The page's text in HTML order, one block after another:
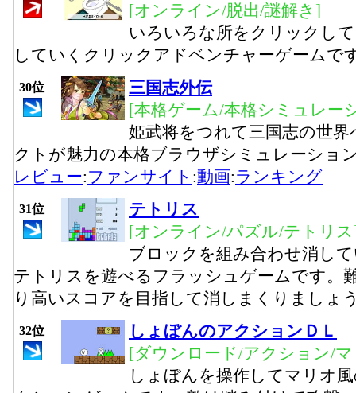
[オンライン/脱出/謎解き]
いろいろな所をクリックし
していくクリックアドベンチャーゲームで
30位
三国志外伝
[本格ゲーム/本格シミュレー
姫武将をつれて三国志の世
クトが魅力の本格ブラウザシミュレーショ
レビュー:ファンサイト :動画:ランキング
31位
テトリス
[オンライン/パズル/テトリ
ブロックを組み合わせ消し
テトリスを遊べるフラッシュゲームです。
り高いスコアを目指して消しまくりましょ
32位
しょぼんのアクションＤＬ
[ダウンロード/アクション/
しょぼんを操作してマリオ